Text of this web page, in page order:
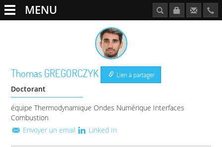
MENU
ThomasGREGORCZYK
Lien à partager
Doctorant
équipe Thermodynamique Ondes Numérique Interfaces
Combustion
Envoyer un email
Linked In